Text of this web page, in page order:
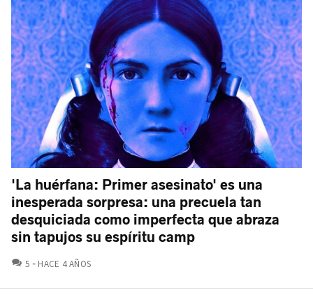
'La huérfana: Primer asesinato' es una
inesperada sorpresa: una precuela tan
desquiciada como imperfecta que abraza
sin tapujos su espíritu camp
5 COMENTARIOS
HACE 4 AÑOS